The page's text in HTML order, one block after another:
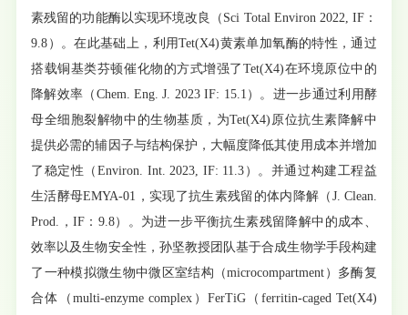
素残留的功能酶以实现环境改良（Sci Total Environ 2022, IF：
9.8）。在此基础上，利用Tet(X4)黄素单加氧酶的特性，通过
搭载铜基类芬顿催化物的方式增强了Tet(X4)在环境原位中的
降解效率（Chem. Eng. J. 2023 IF: 15.1）。进一步通过利用酵
母全细胞裂解物中的生物基质，为Tet(X4)原位抗生素降解中
提供必需的辅因子与结构保护，大幅度降低其使用成本并增加
了稳定性（Environ. Int. 2023, IF: 11.3）。并通过构建工程益
生活酵母EMYA-01，实现了抗生素残留的体内降解（J. Clean.
Prod.，IF：9.8）。为进一步平衡抗生素残留降解中的成本、
效率以及生物安全性，孙坚教授团队基于合成生物学手段构建
了一种模拟微生物中微区室结构（microcompartment）多酶复
合体（multi-enzyme complex）FerTiG（ferritin-caged Tet(X4)